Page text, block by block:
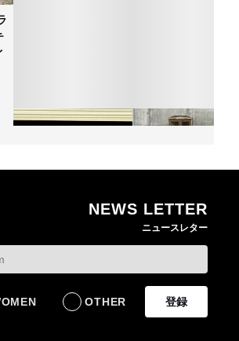
ゴールドウイン、26年
82%減 ザ・ノース・
BUSINESS
無印良品の古家具シ
ーズ新作 インドの
具を再生した一点物
LIFESTYLE
NEWS LETTER
ニュースレター
OTHER 登録